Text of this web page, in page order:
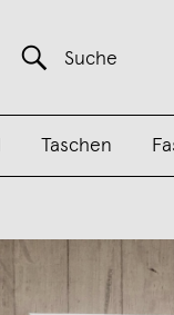
Suche
Taschen